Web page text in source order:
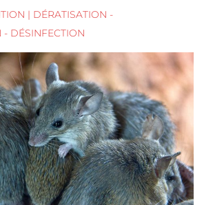
| DÉRATISATION -
- DÉSINFECTION